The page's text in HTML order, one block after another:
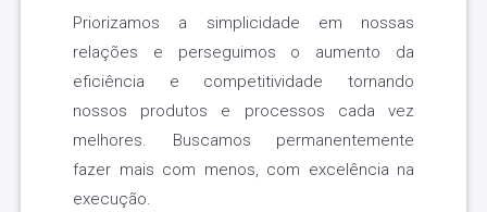
Priorizamos a simplicidade em nossas
relações e perseguimos o aumento da
eficiência e competitividade tornando
nossos produtos e processos cada vez
melhores. Buscamos permanentemente
fazer mais com menos, com excelência na
execução.